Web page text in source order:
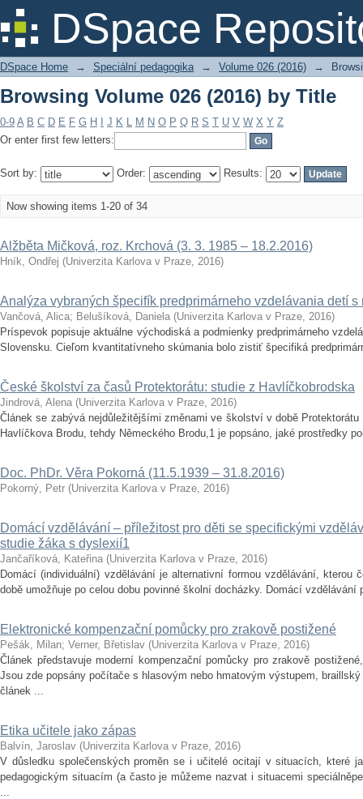
DSpace
Browsing Volume 026 (2016) by Title
DSpace Home → Speciální pedagogika → Volume 026 (2016) →
Browsing Volume 026 (2016) by Title
0-9 A B C D E F G H J K L M N O P Q R S T U V W X Y Z
Or enter first few letters:
Sort by: Order: Results:
Now showing items 1-20 of 34
Alžběta Mičková, roz. Krchová (3. 3. 1985 – 18.2.2016)
Hník, Ondřej (Univerzita Karlova v Praze, 2016)
Analýza vybraných špecifík predprimárneho vzdelávania detí s
Vančová, Alica; Belušíková, Daniela (Univerzita Karlova v Praze, 2016)
Príspevok popisuje aktuálne východiská a podmienky predprimárneho
Slovensku. Cieľom kvantitatívneho skúmania bolo zistiť špecifiká
České školství za časů Protektorátu: studie z Havlíčkobrodska
Jindrová, Alena (Univerzita Karlova v Praze, 2016)
Článek se zabývá nejdůležitějšími změnami ve školství v době
Havlíčkova Brodu, tehdy Německého Brodu,1 je popsáno, jaké prostředky
Doc. PhDr. Věra Pokorná (11.5.1939 – 31.8.2016)
Pokorný, Petr (Univerzita Karlova v Praze, 2016)
Domácí vzdělávání – příležitost pro děti se specifickými
studie žáka s dyslexií1
Jančaříková, Kateřina (Univerzita Karlova v Praze, 2016)
Domácí (individuální) vzdělávání je alternativní formou vzdělávání,
době umožňuje po celou dobu povinné školní docházky. Domácí
Elektronické kompenzační pomůcky pro zrakově postižené
Pešák, Milan; Verner, Břetislav (Univerzita Karlova v Praze, 2016)
Článek představuje moderní kompenzační pomůcky pro zrakově
Jsou zde popsány počítače s hlasovým nebo hmatovým výstupem,
článek ...
Etika učitele jako zápas
Balvín, Jaroslav (Univerzita Karlova v Praze, 2016)
V důsledku společenských proměn se i učitelé ocitají v situacích, které
pedagogickým situacím (a často je můžeme nazvat i situacemi
...